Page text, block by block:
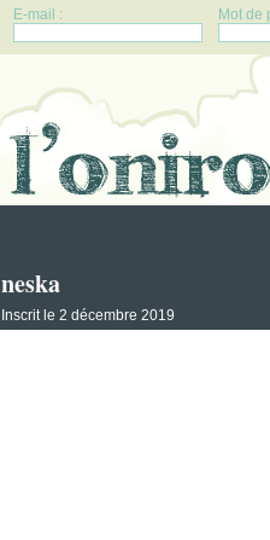
E-mail : Mot de
neska
Inscrit le 2 décembre 2019